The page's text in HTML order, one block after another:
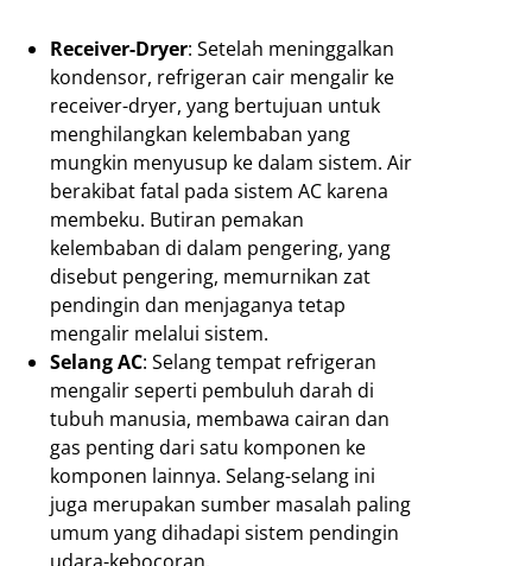
Receiver-Dryer: Setelah meninggalkan
kondensor, refrigeran cair mengalir ke
receiver-dryer, yang bertujuan untuk
menghilangkan kelembaban yang
mungkin menyusup ke dalam sistem. Air
berakibat fatal pada sistem AC karena
membeku. Butiran pemakan
kelembaban di dalam pengering, yang
disebut pengering, memurnikan zat
pendingin dan menjaganya tetap
mengalir melalui sistem.
Selang AC: Selang tempat refrigeran
mengalir seperti pembuluh darah di
tubuh manusia, membawa cairan dan
gas penting dari satu komponen ke
komponen lainnya. Selang-selang ini
juga merupakan sumber masalah paling
umum yang dihadapi sistem pendingin